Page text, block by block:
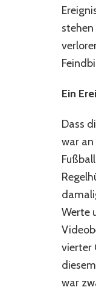
Ein
Dass
war
Werte
vierter
war